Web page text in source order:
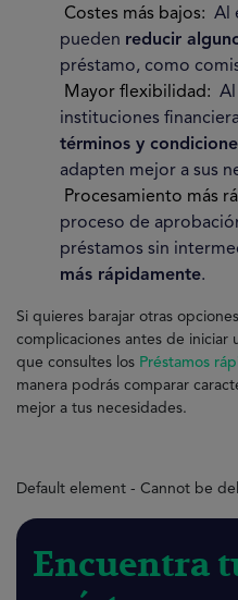
Costes más bajos: Al
pueden reducir
préstamo, como
Mayor flexibilidad:
instituciones
términos y
adapten mejor a sus
Procesamiento más
proceso de
préstamos sin
más rápidamente.
Si quieres barajar otras
complicaciones antes de iniciar
que consultes los Préstamos
manera podrás comparar
mejor a tus necesidades.
Default element - Cannot be
Encuentra